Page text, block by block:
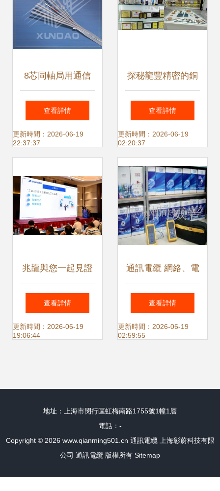
8芯同軸局用通信
電纜 構建可靠通信
網絡的基石
查看詳情
更新時間：2026-06-19
22:37:37
探秘龍豐精密的銅
管世界 西安科技大
學MBA師生走進大
灣區高新名企實踐
研學
查看詳情
更新時間：2026-06-19
02:20:37
兆龍與您一起見證
線纜行業的科技創
新 聚焦通訊電纜的
查看詳情
更新時間：2026-06-19
19:06:44
通訊電纜 網絡、電
話與通信系統的生
命線
查看詳情
更新時間：2026-06-19
02:59:55
地址：上海市閔行區虹梅南路1755號1幢1層
電話：-
Copyright © 2026 www.qianming501.cn 通訊電纜
上海彰蔚科技有限
公司 通訊電纜 版權所有 Sitemap